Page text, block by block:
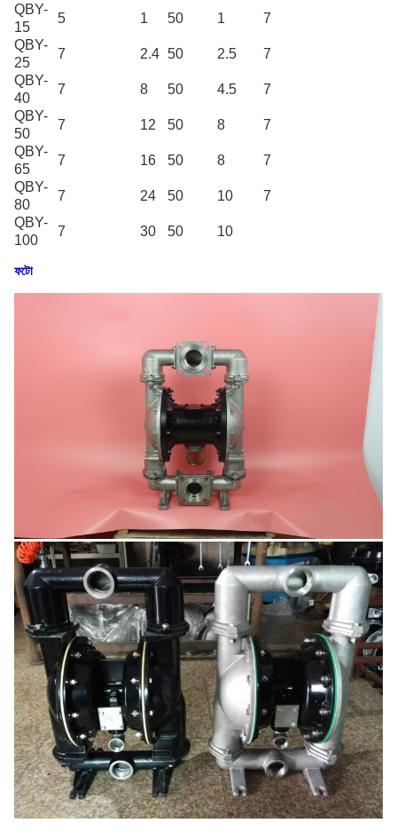
QBY-
15
5 1 50 1
7
QBY-
25
7 2.4 50 2.5
7
QBY-
40
7 8 50 4.5
7
QBY-
50
7 12 50 8
7
QBY-
65
7 16 50 8
7
QBY-
80
7 24 50 10
7
QBY-
100
7 30 50 10
ফটো